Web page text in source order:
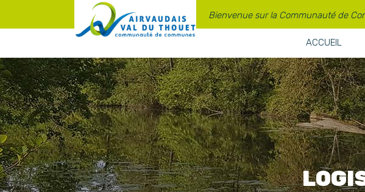
Bienvenue sur la Communauté de
ACCUEIL
Panneau de gestion des cookies